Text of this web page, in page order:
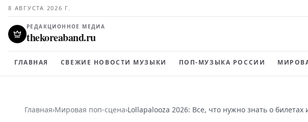
8 АВГУСТА 2026 Г.
РЕДАКЦИОННОЕ МЕДИА
thekoreaband.ru
ГЛАВНАЯ СВЕЖИЕ НОВОСТИ МУЗЫКИ ПОП-МУЗЫКА РОССИИ
Главная›Мировая поп-сцена›Lollapalooza 2026: Все, что нужно знать о билетах